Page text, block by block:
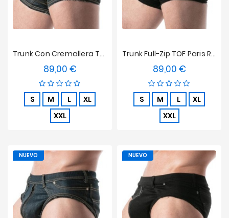
Trunk Con Cremallera TOF Paris Raw Denim - Azul
89,00 €Precio
S M L
XL
XXL
Trunk Full-Zip TOF Paris Raw Denim - Negro
89,00 €Precio
S M L
XL
XXL
NUEVO NUEVO